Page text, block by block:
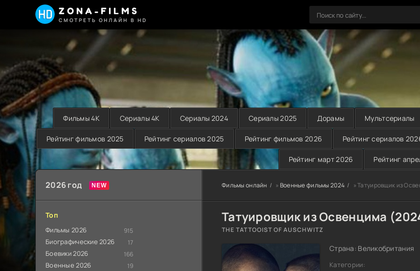
ZONA-FILMS
СМОТРЕТЬ ОНЛАЙН В HD
Фильмы 4K Сериалы 4K Сериалы 2024 Сериалы 2025 Дорамы Мультсериалы
Рейтинг фильмов 2025 Рейтинг сериалов 2025 Рейтинг фильмов 2026 Рейтинг сериалов
Рейтинг март 2026 Рейтинг
2026 год
Топ
Фильмы 2026 915
Биографические 2026 17
Боевики 2026 166
Военные 2026 19
Фильмы онлайн » Военные фильмы 2024 » Татуировщик из
Татуировщик из Освенцима
THE TATTOOIST OF AUSCHWITZ
Страна: Великобритания
Категории: